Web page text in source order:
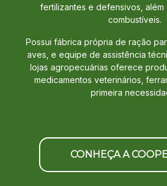
fertilizantes e defensivos,
combustíveis.
Possui fábrica própria de ração
aves, e equipe de assistência
lojas agropecuárias oferece
medicamentos veterinários,
primeira
CONHEÇA A